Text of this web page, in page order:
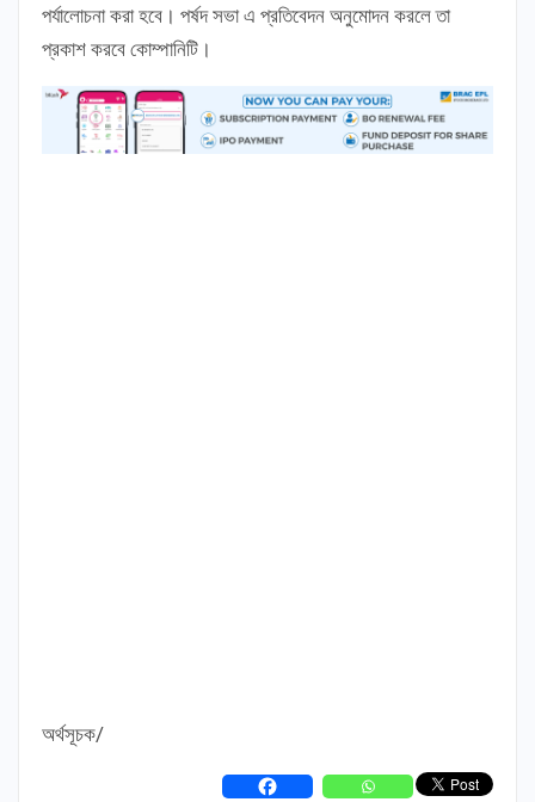
পর্যালোচনা করা হবে। পর্ষদ সভা এ প্রতিবেদন অনুমোদন করলে তা
প্রকাশ করবে কোম্পানিটি।
অর্থসূচক/